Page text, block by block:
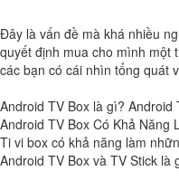
Đây là vấn đề mà khá nhiều
quyết định mua cho mình một
các bạn có cái nhìn tổng quát
Android TV Box là gì? Android
Android TV Box Có Khả Năng
Ti vi box có khả năng làm
Android TV Box và TV Stick là